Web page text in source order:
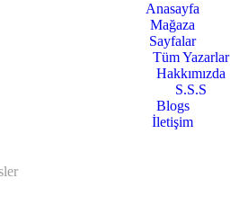
Anasayfa
Mağaza
Sayfalar
Tüm Yazarlar
Hakkımızda
S.S.S
Blogs
İletişim